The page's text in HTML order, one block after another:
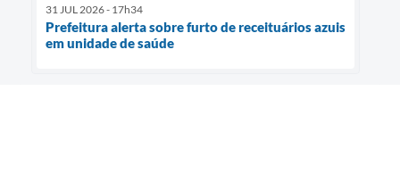
31 JUL 2026 - 17h34
Prefeitura alerta sobre furto de receituários azuis
em unidade de saúde